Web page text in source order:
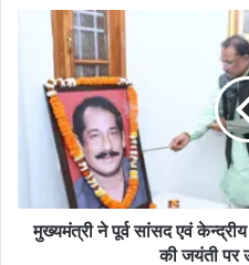
मुख्यमंत्री ने पूर्व सांसद एवं
की जयंती पर